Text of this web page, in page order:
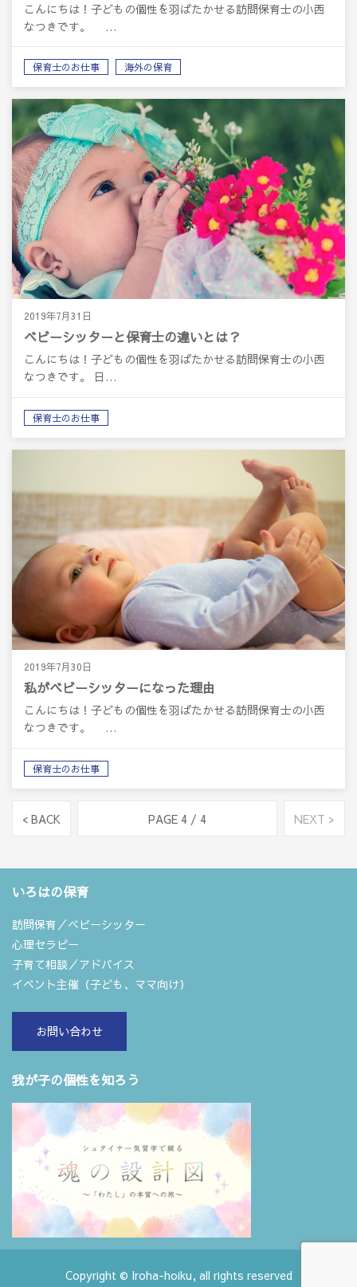
こんにちは！子どもの個性を羽ばたかせる訪問保育士の小西
なつきです。 …
保育士のお仕事 海外の保育
2019年7月31日
ベビーシッターと保育士の違いとは？
こんにちは！子どもの個性を羽ばたかせる訪問保育士の小西
なつきです。 日…
保育士のお仕事
2019年7月30日
私がベビーシッターになった理由
こんにちは！子どもの個性を羽ばたかせる訪問保育士の小西
なつきです。 …
保育士のお仕事
< BACK PAGE 4 / 4 NEXT >
いろはの保育
訪問保育／ベビーシッター
心理セラピー
子育て相談／アドバイス
イベント主催（子ども、ママ向け）
お問い合わせ
我が子の個性を知ろう
Copyright © Iroha-hoiku, all rights reserved